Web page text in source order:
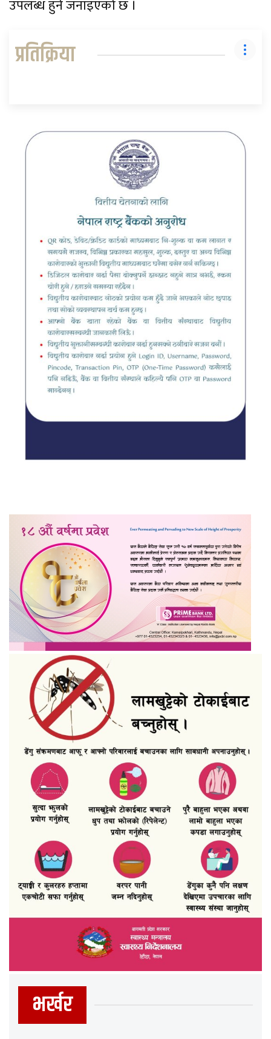
उपलब्ध हुने जनाइएको छ ।
प्रतिक्रिया
भर्खर